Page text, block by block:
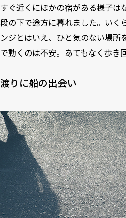
すぐ近くにほかの宿がある様子は
段の下で途方に暮れました。いく
ンジとはいえ、ひと気のない場所
で動くのは不安。あてもなく歩き
渡りに船の出会い